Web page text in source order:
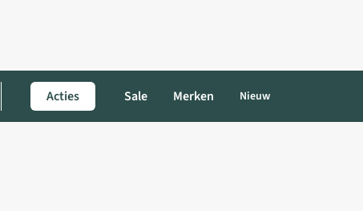
Acties Sale Merken Nieuw